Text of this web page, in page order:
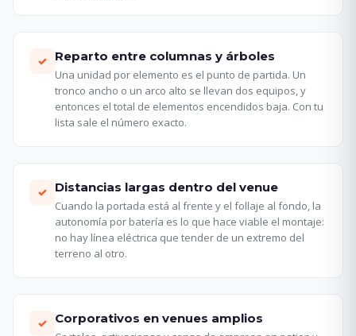
✓ Reparto entre columnas y árboles
Una unidad por elemento es el punto de partida. Un
tronco ancho o un arco alto se llevan dos equipos, y
entonces el total de elementos encendidos baja. Con tu
lista sale el número exacto.
✓ Distancias largas dentro del venue
Cuando la portada está al frente y el follaje al fondo, la
autonomía por batería es lo que hace viable el montaje:
no hay línea eléctrica que tender de un extremo del
terreno al otro.
✓ Corporativos en venues amplios